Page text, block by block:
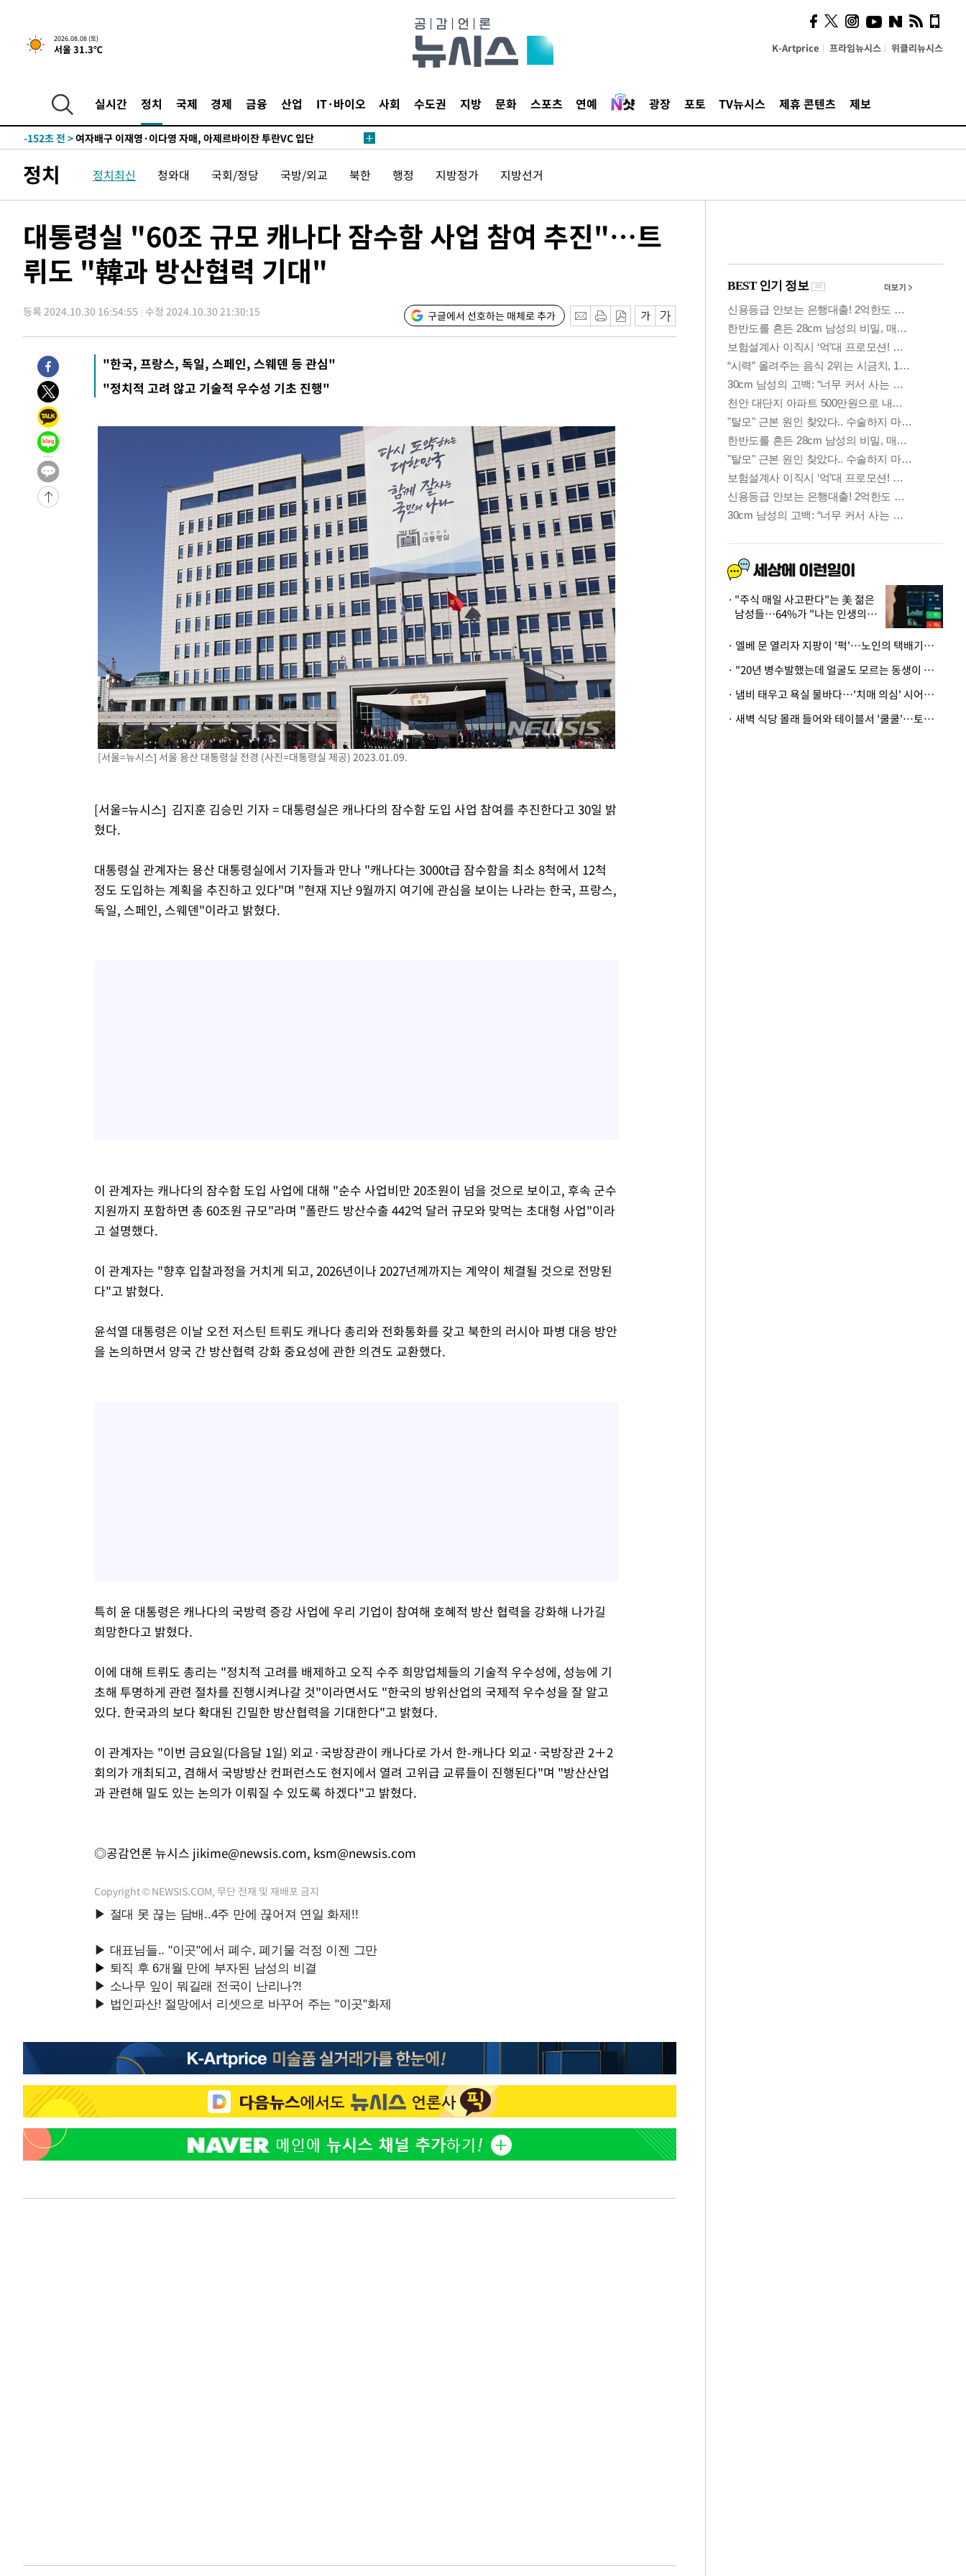
2026.08.08 (토)
서울 31.3℃ K-Artprice 프라임뉴시스 위클리뉴시스
실시간 정치 국제 경제 금융 산업 IT·바이오 사회 수도권 지방 문화 스포츠 연예 광장 포토 TV뉴시스 제휴 콘텐츠 제보
-7056초 전 >[속보]이 대통령, '호우피해' 안동·의성 관할 4개 면 특별재난지역 선
포-7019초 전 >[단독]중수청 지원 검사들, 정원 초과 시 낮은 계급 임용…희망지 못
-3296초 전 >
SK하이닉스, 용인·청주 팹에 54조 투자…"AI 메모리 수요 선제 대
-152초 전 >
9분 전 >외국인 심판 성 접대 7경기 들여다보니…한국 축구 '5승 2무'
15분 전 >
[속보]코스피, 6200선 약보합…0.60% 내린 6258.77에 마쳐
15분 전 >[속보]원·달러 환율, 7.7원 내린 1416.1원 마감
1시간 전 >[속보]종합특검, '계엄 수용공간 확보' 신용해 前교정본부장 기소
1시간 전 >외신들도 주목한 韓축구 파문…"국민적 공분에 수사 재개"
1시간 전 >11시간 압수수색에 성접대 파문까지…'쑥대밭' 된 축구협회
후임
-24009초 전 >이강인, 폭염 속 AT마드리드 첫 훈련…80명 식사 대접까지(종합)
-21148초 전 >미 사업체 일자리, 7월에 2.3만개 순감하고 그 전 2개월 10.3만개
하향수정 (2보)
-20596초 전 >
[속보] 미 사업체, 일자리 7월에 2.3만 개 줄어…실업률은 4.1%로
-16459초 전 >
[속보]이 대통령 "부동산 공급 기존 사고방식 매달리지 말고 과감히
실천"
-15544초 전 >
이란, "오만과 '중앙 단일 루트' 합의…북쪽 인바운드·남쪽 아웃바
운드는 임시"
-7112초 전 >
-7076초 전 >
[속보]이 대통령, '호우피해' 안동·의성 관할 4개 면 특별재난지역 선
-7039초 전 >
[단독]중수청 지원 검사들, 정원 초과 시 낮은 계급 임용…희망지 못
갈 수도
-5010초 전 >
낮 최고 37도 찜통더위…곳곳 소나기·강원 많은 비[내일날씨]
-3316초 전 >
SK하이닉스, 용인·청주 팹에 54조 투자…"AI 메모리 수요 선제 대
여자배구 이재영·이다영 자매, 아제르바이잔 투란VC 입단
외국인 심판 성 접대 7경기 들여다보니…한국 축구 '5승 2무'
[속보]코스닥, 2.86포인트(0.36%) 내린 798.81마감
[속보]코스피, 6200선 약보합…0.60% 내린 6258.77에 마쳐
[속보]원·달러 환율, 7.7원 내린 1416.1원 마감
[속보] 노원서 40.1도 관측…서울, 2018년 이후 첫 40도
[속보]종합특검, '계엄 수용공간 확보' 신용해 前교정본부장 기소
외신들도 주목한 韓축구 파문…"국민적 공분에 수사 재개"
11시간 압수수색에 성접대 파문까지…'쑥대밭' 된 축구협회
[속보]규제합리화위원회 부위원장에 김태유 서울대 공대 교수…이병태
정치 정치최신 청와대 국회/정당 국방/외교 북한 행정 지방정가 지방선거
대통령실 "60조 규모 캐나다 잠수함 사업 참여 추진"…트
뤼도 "韓과 방산협력 기대"
등록 2024.10.30 16:54:55 수정 2024.10.30 21:30:15 구글에서 선호하는 매체로 추가
"한국, 프랑스, 독일, 스페인, 스웨덴 등 관심"
"정치적 고려 않고 기술적 우수성 기초 진행"
[서울=뉴시스] 서울 용산 대통령실 전경 (사진=대통령실 제공) 2023.01.09.
[서울=뉴시스] 김지훈 김승민 기자 = 대통령실은 캐나다의 잠수함 도입 사업 참여를 추진한다고 30일 밝
혔다.
대통령실 관계자는 용산 대통령실에서 기자들과 만나 "캐나다는 3000t급 잠수함을 최소 8척에서 12척
정도 도입하는 계획을 추진하고 있다"며 "현재 지난 9월까지 여기에 관심을 보이는 나라는 한국, 프랑스,
독일, 스페인, 스웨덴"이라고 밝혔다.
이 관계자는 캐나다의 잠수함 도입 사업에 대해 "순수 사업비만 20조원이 넘을 것으로 보이고, 후속 군수
지원까지 포함하면 총 60조원 규모"라며 "폴란드 방산수출 442억 달러 규모와 맞먹는 초대형 사업"이라
고 설명했다.
이 관계자는 "향후 입찰과정을 거치게 되고, 2026년이나 2027년께까지는 계약이 체결될 것으로 전망된
다"고 밝혔다.
윤석열 대통령은 이날 오전 저스틴 트뤼도 캐나다 총리와 전화통화를 갖고 북한의 러시아 파병 대응 방안
을 논의하면서 양국 간 방산협력 강화 중요성에 관한 의견도 교환했다.
특히 윤 대통령은 캐나다의 국방력 증강 사업에 우리 기업이 참여해 호혜적 방산 협력을 강화해 나가길
희망한다고 밝혔다.
이에 대해 트뤼도 총리는 "정치적 고려를 배제하고 오직 수주 희망업체들의 기술적 우수성에, 성능에 기
초해 투명하게 관련 절차를 진행시켜나갈 것"이라면서도 "한국의 방위산업의 국제적 우수성을 잘 알고
있다. 한국과의 보다 확대된 긴밀한 방산협력을 기대한다"고 밝혔다.
이 관계자는 "이번 금요일(다음달 1일) 외교·국방장관이 캐나다로 가서 한-캐나다 외교·국방장관 2＋2
회의가 개최되고, 겸해서 국방방산 컨퍼런스도 현지에서 열려 고위급 교류들이 진행된다"며 "방산산업
과 관련해 밀도 있는 논의가 이뤄질 수 있도록 하겠다"고 밝혔다.
◎공감언론 뉴시스 jikime@newsis.com, ksm@newsis.com
Copyright © NEWSIS.COM, 무단 전재 및 재배포 금지
시, 스마트폰 액세서리에
NFC 더했다
"주식 매일 사고판다"는 美 젊은
남성들…64%가 "나는 인생의
· 엘베 문 열리자 지팡이 '퍽'…노인의 택배기사 폭행 이유
· "20년 병수발했는데 얼굴도 모르는 동생이 유산 절반을"…배다른 형제 상속권 있을까
· 냄비 태우고 욕실 물바다…'치매 의심' 시어머니 검사 권유했다가 '날벼락'
· 새벽 식당 몰래 들어와 테이블서 '쿨쿨'…토사물 남기고 사라진 남성